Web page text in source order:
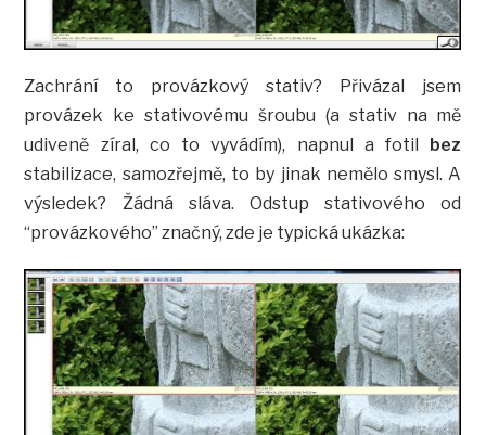
Zachrání to provázkový stativ? Přivázal jsem
provázek ke stativovému šroubu (a stativ na mě
udiveně zíral, co to vyvádím), napnul a fotil bez
stabilizace, samozřejmě, to by jinak nemělo smysl. A
výsledek? Žádná sláva. Odstup stativového od
“provázkového” značný, zde je typická ukázka: